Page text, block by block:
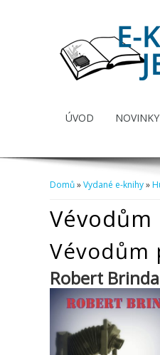
ÚVOD NOVINKY
Domů»Vydané e-knihy»
Vévodům
Robert Brinda